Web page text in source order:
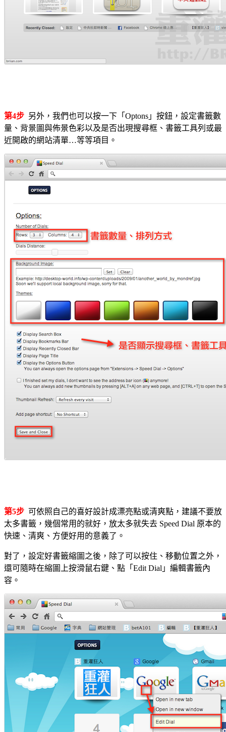
第4步 另外，我們也可以按一下「Optons」按鈕，設定書籤數
量、背景圖與佈景色彩以及是否出現搜尋框、書籤工具列或最
近開啟的網站清單…等等項目。
第5步 可依照自己的喜好設計成漂亮點或清爽點，建議不要放
太多書籤，幾個常用的就好，放太多就失去 Speed Dial 原本的
快速、清爽、方便好用的意義了。
對了，設定好書籤縮圖之後，除了可以按住、移動位置之外，
還可隨時在縮圖上按滑鼠右鍵、點「Edit Dial」編輯書籤內
容。